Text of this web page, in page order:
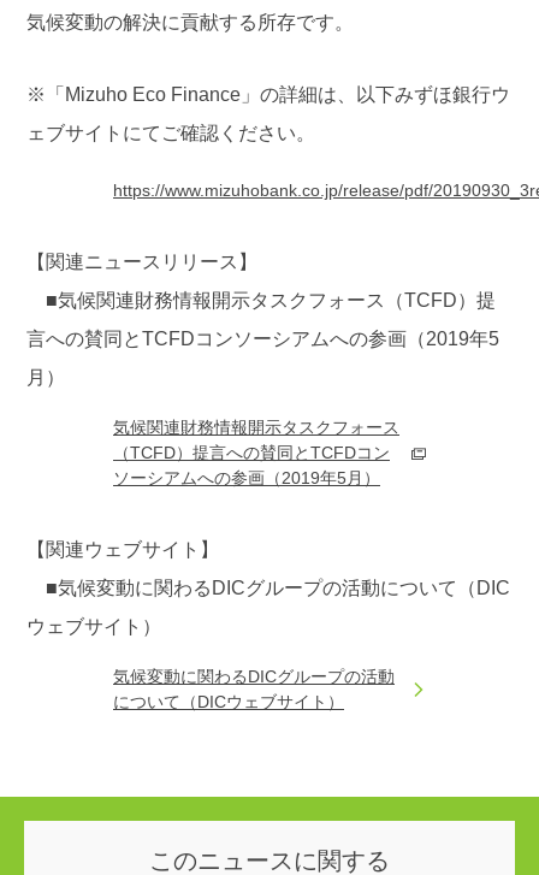
気候変動の解決に貢献する所存です。
※「Mizuho Eco Finance」の詳細は、以下みずほ銀行ウ
ェブサイトにてご確認ください。
https://www.mizuhobank.co.jp/release/pdf/
【関連ニュースリリース】
■気候関連財務情報開示タスクフォース（TCFD）提
言への賛同とTCFDコンソーシアムへの参画（2019年5
月）
気候関連財務情報開示タスクフォース
（TCFD）提言への賛同とTCFDコン
ソーシアムへの参画（2019年5月）
【関連ウェブサイト】
■気候変動に関わるDICグループの活動について（DIC
ウェブサイト）
気候変動に関わるDICグループの活動
について（DICウェブサイト）
このニュースに関する